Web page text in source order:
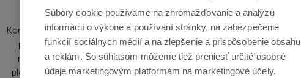
Sencor SBG 6238BK
Kontaktný elektrický gril, príkon 2100 W,
počet programov 7, materiál grilu
nerezová oceľ, materiál grilovacej
plochy kov, grilovacia plocha 30 × 25
Súbory cookie používame na zhromažďovanie a analýzu
informácií o výkone a používaní stránky, na zabezpečenie
funkcií sociálnych médií a na zlepšenie a prispôsobenie obsahu
a reklám. So súhlasom môžeme tiež preniesť určité osobné
údaje marketingovým platformám na marketingové účely.